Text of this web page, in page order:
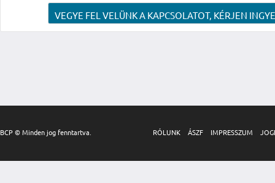
VEGYE FEL VELÜNK A KAPCSOLATOT, KÉRJEN
BCP © Minden jog fenntartva. RÓLUNK ÁSZF IMPRESSZUM